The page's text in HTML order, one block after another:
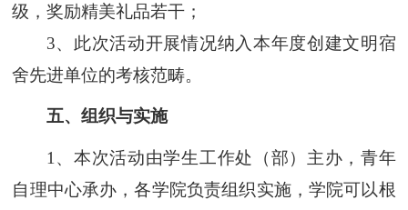
级，奖励精美礼品若干；
3、 此次活动开展情况纳入本年度创建文明宿
舍先进单位的考核范畴。
五、组织与实施
1 、本次活动由学生工作处（部）主办，青年
自理中心承办，各学院负责组织实施，学院可以根